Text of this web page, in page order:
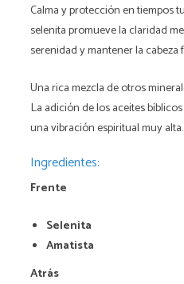
Calma y protección en tiempos
selenita promueve la claridad
serenidad y mantener la cabeza
Una rica mezcla de otros
La adición de los aceites
una vibración espiritual muy alta.
Ingredientes:
Frente
Selenita
Amatista
Atrás